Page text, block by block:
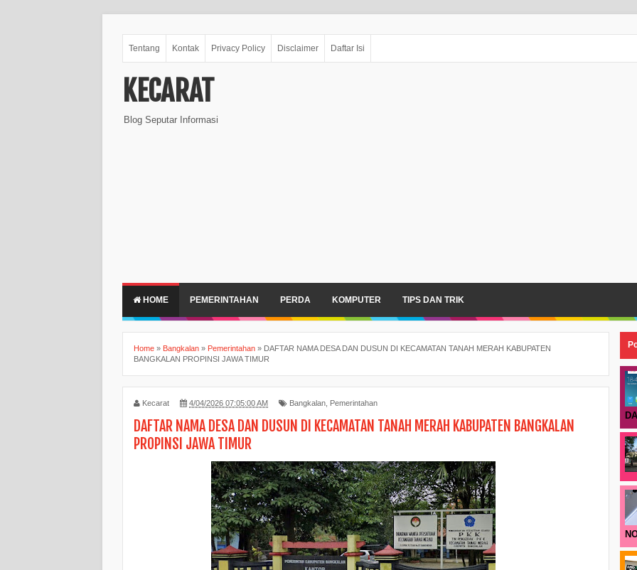
Tentang Kontak Privacy Policy Disclaimer Daftar Isi
KECARAT
Blog Seputar Informasi
HOME PEMERINTAHAN PERDA KOMPUTER TIPS DAN TRIK
Home » Bangkalan » Pemerintahan » DAFTAR NAMA DESA DAN DUSUN DI KECAMATAN TANAH MERAH KABUPATEN
BANGKALAN PROPINSI JAWA TIMUR
Kecarat 4/04/2026 07:05:00 AM Bangkalan Pemerintahan
DAFTAR NAMA DESA DAN DUSUN DI KECAMATAN TANAH MERAH KABUPATEN BANGKALAN
PROPINSI JAWA TIMUR